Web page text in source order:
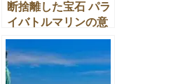
断捨離した宝石 パラ
イバトルマリンの意
味や 上手な買取の活
用法